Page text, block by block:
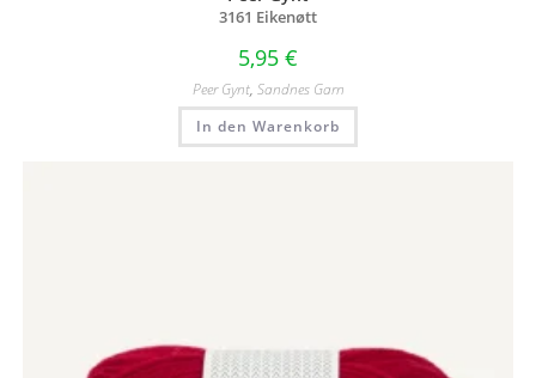
3161 Eikenøtt
5,95 €
Peer Gynt, Sandnes Garn
In den Warenkorb